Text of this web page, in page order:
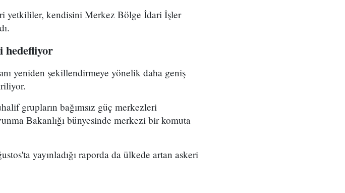
yetkililer, kendisini Merkez Bölge İdari İşler
hedefliyor
yeniden şekillendirmeye yönelik daha geniş
grupların bağımsız güç merkezleri
Bakanlığı bünyesinde merkezi bir komuta
yayınladığı raporda da ülkede artan askeri